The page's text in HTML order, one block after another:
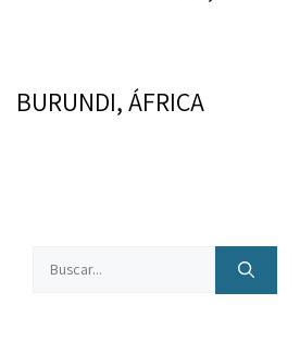
BURUNDI, ÁFRICA